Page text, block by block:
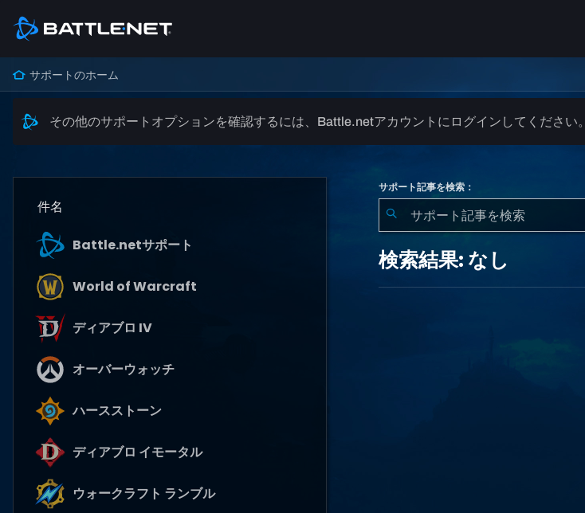
サポートのホーム
その他のサポートオプションを確認するには、Battle.netアカウントにログインしてください。
件名
Battle.netサポート
World of Warcraft
ディアブロ IV
オーバーウォッチ
ハースストーン
ディアブロ イモータル
ウォークラフト ランブル
サポート記事を検索：
結
果:
検索結果: なし